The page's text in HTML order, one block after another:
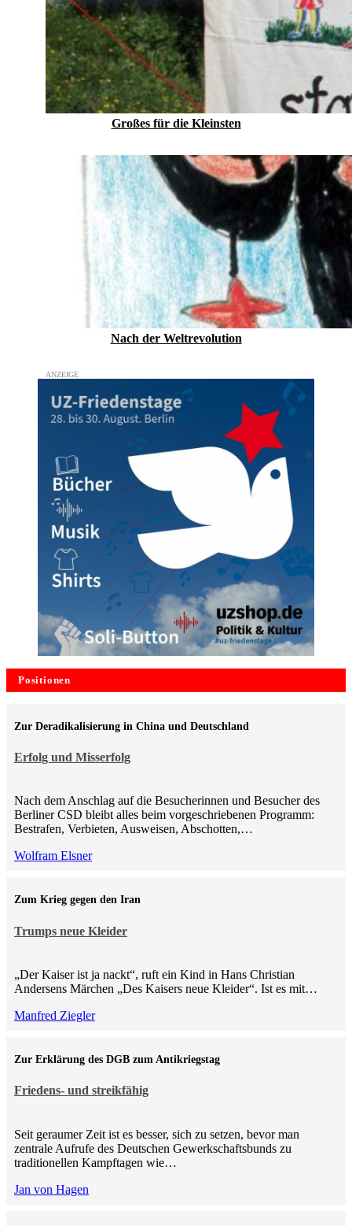
Großes für die Kleinsten
Nach der Weltrevolution
Positionen
Erfolg und Misserfolg
Zur Deradikalisierung in China und Deutschland
Nach dem Anschlag auf die Besucherinnen und Besucher des
Berliner CSD bleibt alles beim vorgeschriebenen Programm:
Bestrafen, Verbieten, Ausweisen, Abschotten,…
Wolfram Elsner
Trumps neue Kleider
Zum Krieg gegen den Iran
„Der Kaiser ist ja nackt“, ruft ein Kind in Hans Christian
Andersens Märchen „Des Kaisers neue Kleider“. Ist es mit…
Manfred Ziegler
Friedens- und streikfähig
Zur Erklärung des DGB zum Antikriegstag
Seit geraumer Zeit ist es besser, sich zu setzen, bevor man
zentrale Aufrufe des Deutschen Gewerkschaftsbunds zu
traditionellen Kampftagen wie…
Jan von Hagen